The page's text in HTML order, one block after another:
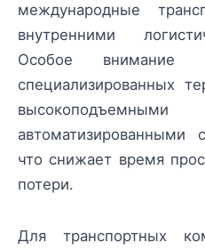
международные
внутренними
Особое внимание
специализированных
автоматизированными
что снижает время
потери.
Для транспортных